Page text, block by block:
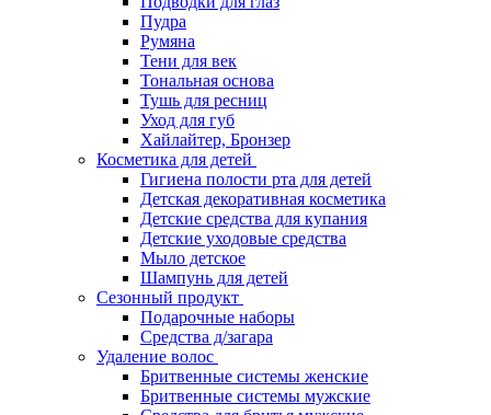
Пудра
Румяна
Тени для век
Тональная основа
Тушь для ресниц
Уход для губ
Хайлайтер, Бронзер
Косметика для детей
Гигиена полости рта для детей
Детская декоративная косметика
Детские средства для купания
Детские уходовые средства
Мыло детское
Шампунь для детей
Сезонный продукт
Подарочные наборы
Средства д/загара
Удаление волос
Бритвенные системы женские
Бритвенные системы мужские